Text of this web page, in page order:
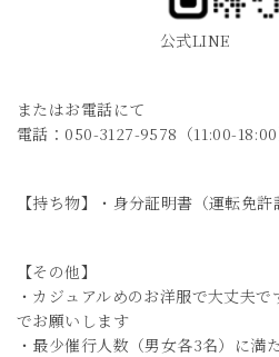
公式LINE
またはお電話にて
電話：050-3127-9578（11:00-18:00
【持ち物】・身分証明書（運転免許
【その他】
・カジュアルめのお洋服で大丈夫
でお願いします
・最少催行人数（男女各3名）に満